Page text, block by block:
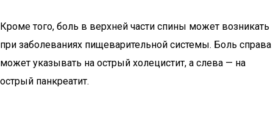
Кроме того, боль в верхней части спины может возникать
при заболеваниях пищеварительной системы. Боль справа
может указывать на острый холецистит, а слева — на
острый панкреатит.